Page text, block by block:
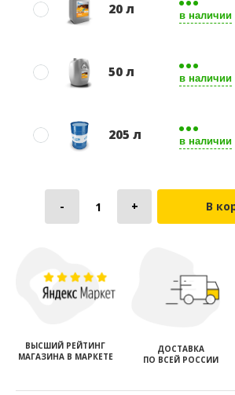
20 л в наличии
50 л в наличии
205 л в наличии
В
ВЫСШИЙ РЕЙТИНГ
МАГАЗИНА В МАРКЕТЕ
ДОСТАВКА
ПО ВСЕЙ РОССИИ